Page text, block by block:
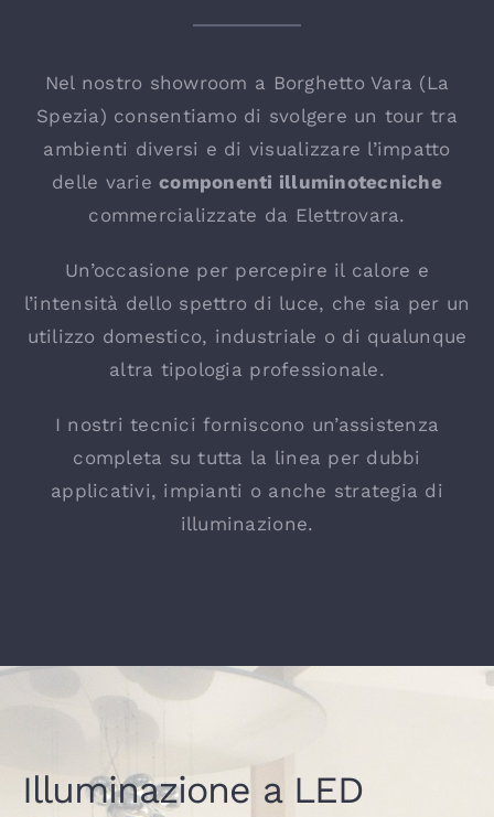
Nel nostro showroom a Borghetto Vara (La
Spezia) consentiamo di svolgere un tour tra
ambienti diversi e di visualizzare l’impatto
delle variecomponenti illuminotecniche
commercializzate da Elettrovara.
Un’occasione per percepire il calore e
l’intensità dello spettro di luce, che sia per un
utilizzo domestico, industriale o di qualunque
altra tipologia professionale.
I nostri tecnici forniscono un’assistenza
completa su tutta la linea per dubbi
applicativi, impianti o anche strategia di
illuminazione.
Illuminazione a LED